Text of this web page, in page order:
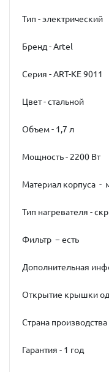
Тип - электрический
Бренд - Artel
Серия - ART-KE 9011
Цвет - стальной
Объем - 1,7 л
Мощность - 2200 Вт
Материал корпуса -
Тип нагревателя -
Фильтр − есть
Дополнительная
Открытие крышки
Страна производства
Гарантия - 1 год